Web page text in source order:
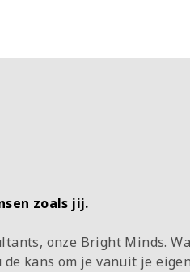
zoals jij.
onze Bright Minds.
kans om je vanuit je